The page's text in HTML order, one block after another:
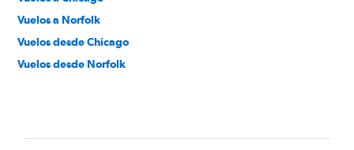
Vuelos a Norfolk
Vuelos desde Chicago
Vuelos desde Norfolk